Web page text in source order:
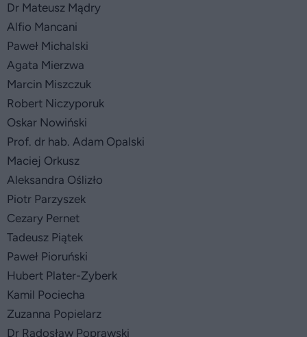
Dr Mateusz Mądry
Alfio Mancani
Paweł Michalski
Agata Mierzwa
Marcin Miszczuk
Robert Niczyporuk
Oskar Nowiński
Prof. dr hab. Adam Opalski
Maciej Orkusz
Aleksandra Oślizło
Piotr Parzyszek
Cezary Pernet
Tadeusz Piątek
Paweł Pioruński
Hubert Plater-Zyberk
Kamil Pociecha
Zuzanna Popielarz
Dr Radosław Poprawski